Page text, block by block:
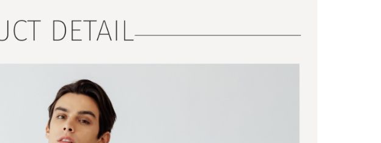
感恩回饋🏌️滿2件再享88折
▎換季好康專區